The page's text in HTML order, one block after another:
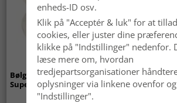
Bølget ryatæppe - Aranga
Super Soft Fur (beige)
Wilton-
(lyserød)
enheds-ID osv.
Klik på "Acceptér & luk" for at
cookies, eller juster dine
klikke på "Indstillinger" nedenfor.
læse mere om, hvordan
tredjepartsorganisationer
oplysninger via linkene ovenfor
"Indstillinger".